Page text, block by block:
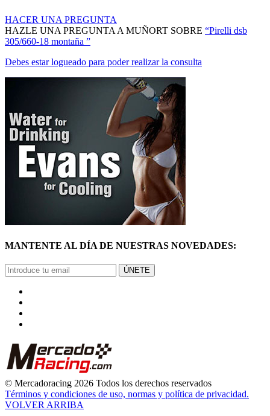
HACER UNA PREGUNTA
HAZLE UNA PREGUNTA A MUÑORT SOBRE “Pirelli dsb
305/660-18 montaña ”
Debes estar logueado para poder realizar la consulta
MANTENTE AL DÍA DE NUESTRAS NOVEDADES:
ÚNETE
© Mercadoracing 2026 Todos los derechos reservados
Términos y condiciones de uso, normas y política de privacidad.
VOLVER ARRIBA